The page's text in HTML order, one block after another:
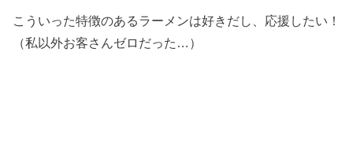
こういった特徴のあるラーメンは好きだし、応援したい！
（私以外お客さんゼロだった…）